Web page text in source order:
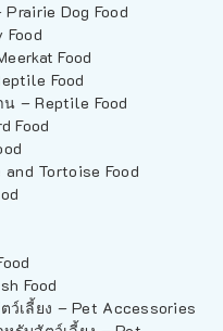
Dog Food
Food
Food
Food
– Reptile Food
Food
Tortoise Food
Food
เลี้ยง – Pet Accessories